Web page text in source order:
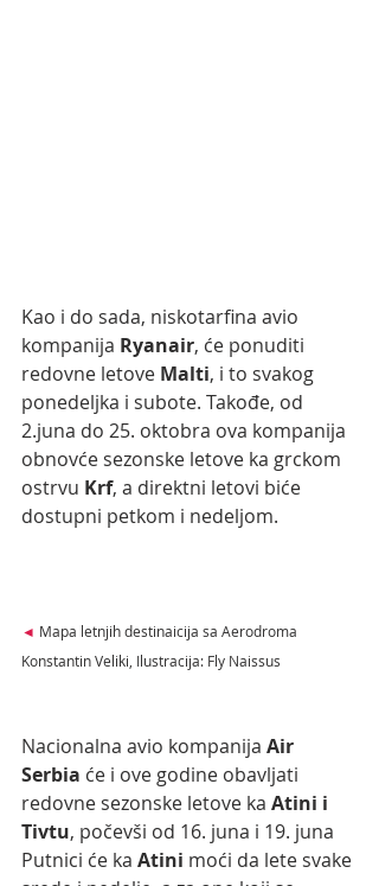
Kao i do sada, niskotarfina avio
kompanija Ryanair, će ponuditi
redovne letove Malti, i to svakog
ponedeljka i subote. Takođe, od
2.juna do 25. oktobra ova kompanija
obnovće sezonske letove ka grckom
ostrvu Krf, a direktni letovi biće
dostupni petkom i nedeljom.
◄ Mapa letnjih destinaicija sa Aerodroma
Konstantin Veliki, Ilustracija: Fly Naissus
Nacionalna avio kompanija Air
Serbia će i ove godine obavljati
redovne sezonske letove ka Atini i
Tivtu, počevši od 16. juna i 19. juna
Putnici će ka Atini moći da lete svake